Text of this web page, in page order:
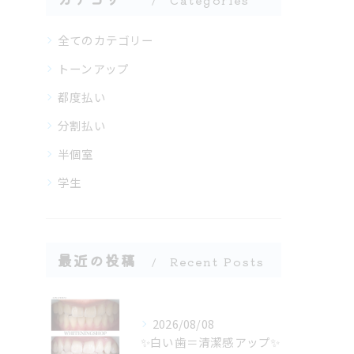
全てのカテゴリー
トーンアップ
都度払い
分割払い
半個室
学生
最近の投稿 Recent Posts
2026/08/08
✨白い歯＝清潔感アップ✨